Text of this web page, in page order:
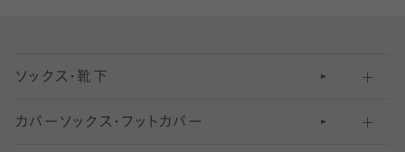
ソックス・靴下
五本指ソックス・靴下
カバーソックス・フットカバー